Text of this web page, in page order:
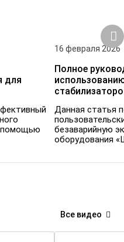
для
помощью
16 февраля 2026
Полное
Данная статья
безаварийную
оборудования
Все видео